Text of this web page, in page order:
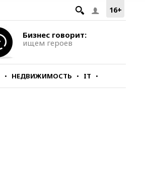
16+
Бизнес говорит:
ищем героев
НЕДВИЖИМОСТЬ IT